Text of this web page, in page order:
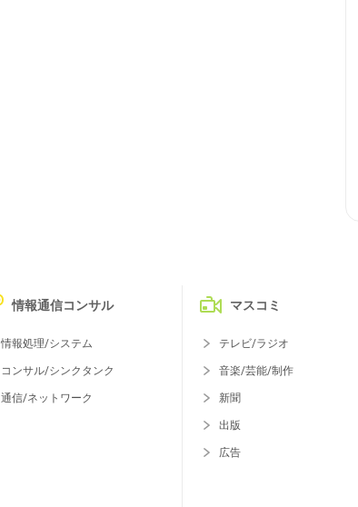
情報通信コンサル
情報処理/システム
コンサル/シンクタンク
通信/ネットワーク
マスコミ
テレビ/ラジオ
音楽/芸能/制作
新聞
出版
広告